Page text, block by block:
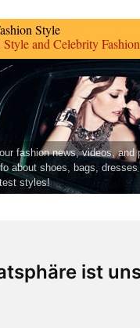
ist
Style
and Celebrity Fashion
fashion news, videos, and
about shoes, bags, dresses
styles!
Celebrity Post.